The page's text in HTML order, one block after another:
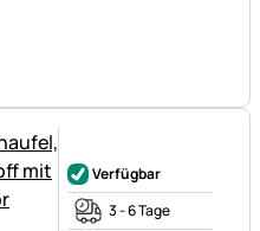
Verfügbar
3 - 6 Tage